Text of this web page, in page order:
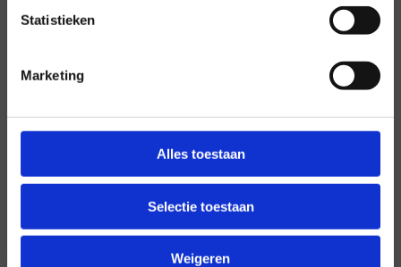
Statistieken
Marketing
Alles toestaan
Selectie toestaan
Weigeren
Hansen Dranken sinds 1947